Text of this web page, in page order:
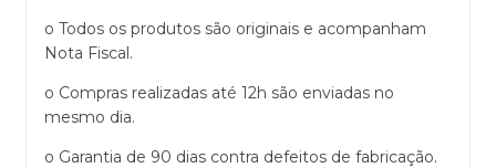
o Todos os produtos são originais e acompanham
Nota Fiscal.
o Compras realizadas até 12h são enviadas no
mesmo dia.
o Garantia de 90 dias contra defeitos de fabricação.